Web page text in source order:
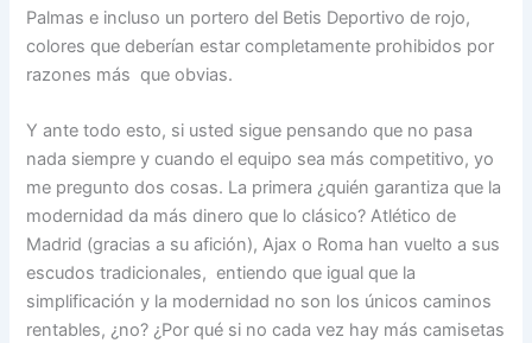
Palmas e incluso un portero del Betis Deportivo de rojo,
colores que deberían estar completamente prohibidos por
razones más que obvias.
Y ante todo esto, si usted sigue pensando que no pasa
nada siempre y cuando el equipo sea más competitivo, yo
me pregunto dos cosas. La primera ¿quién garantiza que la
modernidad da más dinero que lo clásico? Atlético de
Madrid (gracias a su afición), Ajax o Roma han vuelto a sus
escudos tradicionales, entiendo que igual que la
simplificación y la modernidad no son los únicos caminos
rentables, ¿no? ¿Por qué si no cada vez hay más camisetas